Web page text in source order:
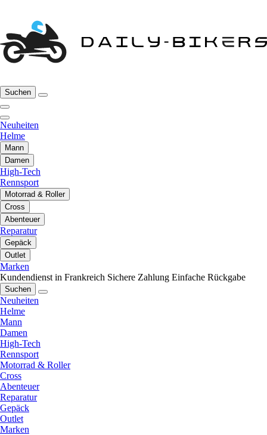
Suchen
Neuheiten
Helme
Mann
Damen
High-Tech
Rennsport
Motorrad & Roller
Cross
Abenteuer
Reparatur
Gepäck
Outlet
Marken
Kundendienst in Frankreich Sichere Zahlung Einfache Rückgabe
Suchen
Neuheiten
Helme
Mann
Damen
High-Tech
Rennsport
Motorrad & Roller
Cross
Abenteuer
Reparatur
Gepäck
Outlet
Marken